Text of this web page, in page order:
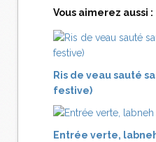
Vous aimerez aussi :
Ris de veau sauté
festive)
Entrée verte,